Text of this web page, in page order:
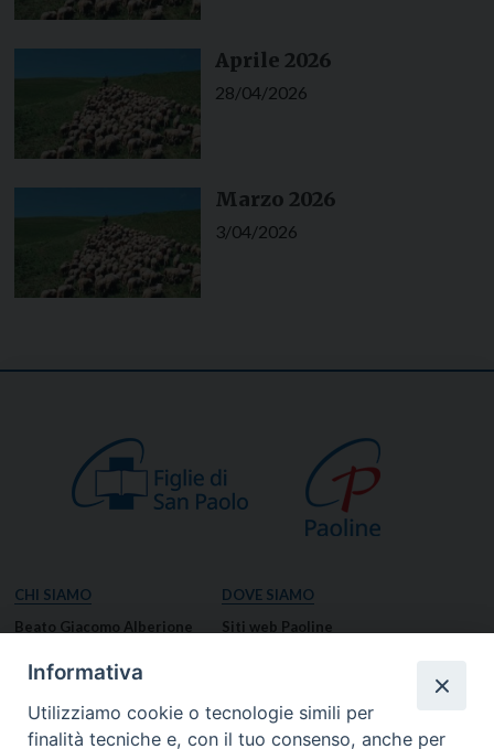
Aprile 2026
28/04/2026
Marzo 2026
3/04/2026
CHI SIAMO
Beato Giacomo Alberione
Missione Paolina
DOVE SIAMO
Siti web Paoline
Notizie dal governo generale
Informativa
Utilizziamo cookie o tecnologie simili per
finalità tecniche e, con il tuo consenso, anche per